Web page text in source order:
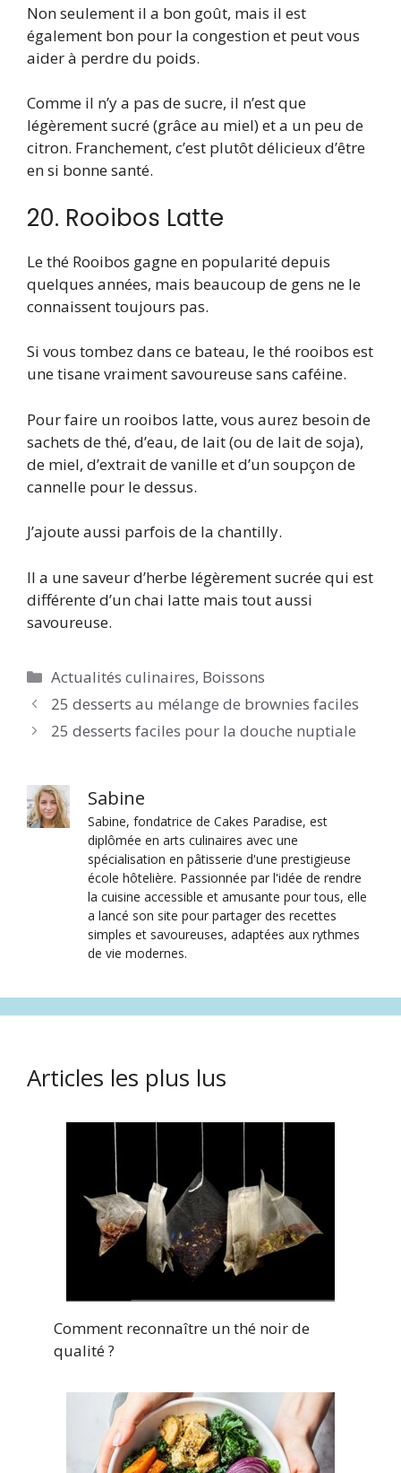
Non seulement il a bon goût, mais il est
également bon pour la congestion et peut vous
aider à perdre du poids.
Comme il n’y a pas de sucre, il n’est que
légèrement sucré (grâce au miel) et a un peu de
citron. Franchement, c’est plutôt délicieux d’être
en si bonne santé.
20. Rooibos Latte
Le thé Rooibos gagne en popularité depuis
quelques années, mais beaucoup de gens ne le
connaissent toujours pas.
Si vous tombez dans ce bateau, le thé rooibos est
une tisane vraiment savoureuse sans caféine.
Pour faire un rooibos latte, vous aurez besoin de
sachets de thé, d’eau, de lait (ou de lait de soja),
de miel, d’extrait de vanille et d’un soupçon de
cannelle pour le dessus.
J’ajoute aussi parfois de la chantilly.
Il a une saveur d’herbe légèrement sucrée qui est
différente d’un chai latte mais tout aussi
savoureuse.
Catégories
Actualités culinaires, Boissons
25 desserts au mélange de brownies faciles
25 desserts faciles pour la douche nuptiale
Sabine
Sabine, fondatrice de Cakes Paradise, est
diplômée en arts culinaires avec une
spécialisation en pâtisserie d'une prestigieuse
école hôtelière. Passionnée par l'idée de rendre
la cuisine accessible et amusante pour tous, elle
a lancé son site pour partager des recettes
simples et savoureuses, adaptées aux rythmes
de vie modernes.
Articles les plus lus
Comment reconnaître un thé noir de
qualité ?